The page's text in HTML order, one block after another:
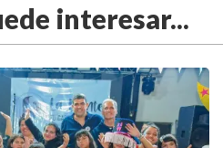
interesar...